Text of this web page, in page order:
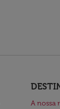
A nossa